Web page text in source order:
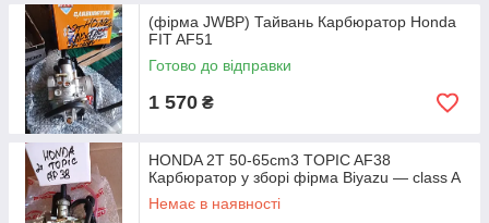
(фірма JWBP) Тайвань Карбюратор Honda
FIT AF51
Готово до відправки
1 570 ₴
HONDA 2T 50-65cm3 TOPIC AF38
Карбюратор у зборі фірма Biyazu — class A
Немає в наявності